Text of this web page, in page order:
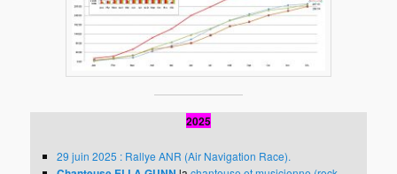
2025
29 juin 2025 : Rallye ANR (Air Navigation Race).